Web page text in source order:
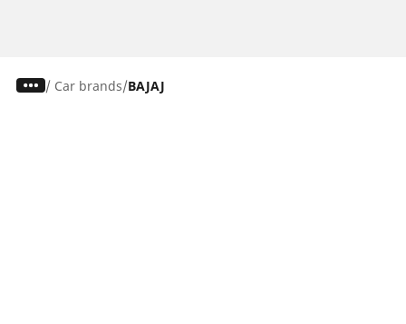
/ Car brands BAJAJ